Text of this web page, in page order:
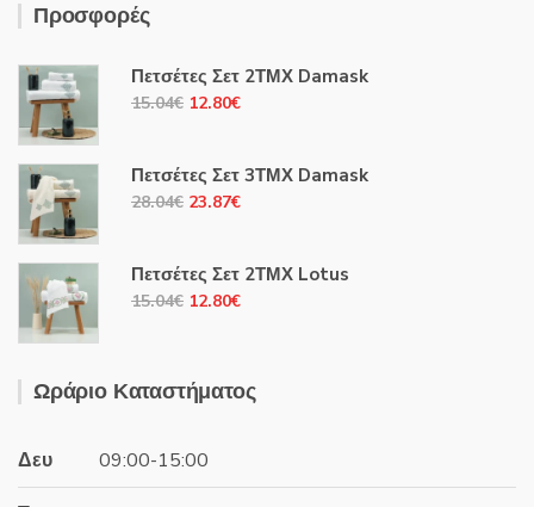
Προσφορές
Πετσέτες Σετ 2ΤΜΧ Damask
15.04€ Original
15.04€.
12.80€Η
είναι:
12.80€.
Πετσέτες Σετ 3ΤΜΧ Damask
28.04€ Original
28.04€.
23.87€Η
είναι:
23.87€.
Πετσέτες Σετ 2ΤΜΧ Lotus
15.04€ Original
15.04€.
12.80€Η
είναι:
Ωράριο Καταστήματος
Δευ 09:00-15:00